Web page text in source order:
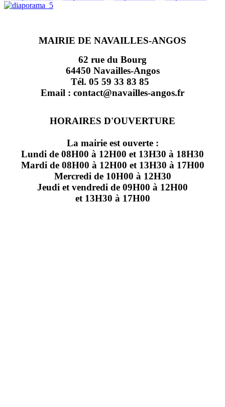
MAIRIE DE NAVAILLES-ANGOS
62 rue du Bourg
64450 Navailles-Angos
Tél. 05 59 33 83 85
Email : contact@navailles-angos.fr
HORAIRES D'OUVERTURE
La mairie est ouverte :
Lundi de 08H00 à 12H00 et 13H30 à 18H30
Mardi de 08H00 à 12H00 et 13H30 à 17H00
Mercredi de 10H00 à 12H30
Jeudi et vendredi de 09H00 à 12H00
et 13H30 à 17H00